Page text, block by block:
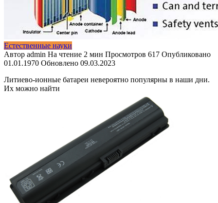
Естественные науки
Автор admin На чтение 2 мин Просмотров 617 Опубликовано
01.01.1970 Обновлено 09.03.2023
Литиево-ионные батареи невероятно популярны в наши дни.
Их можно найти